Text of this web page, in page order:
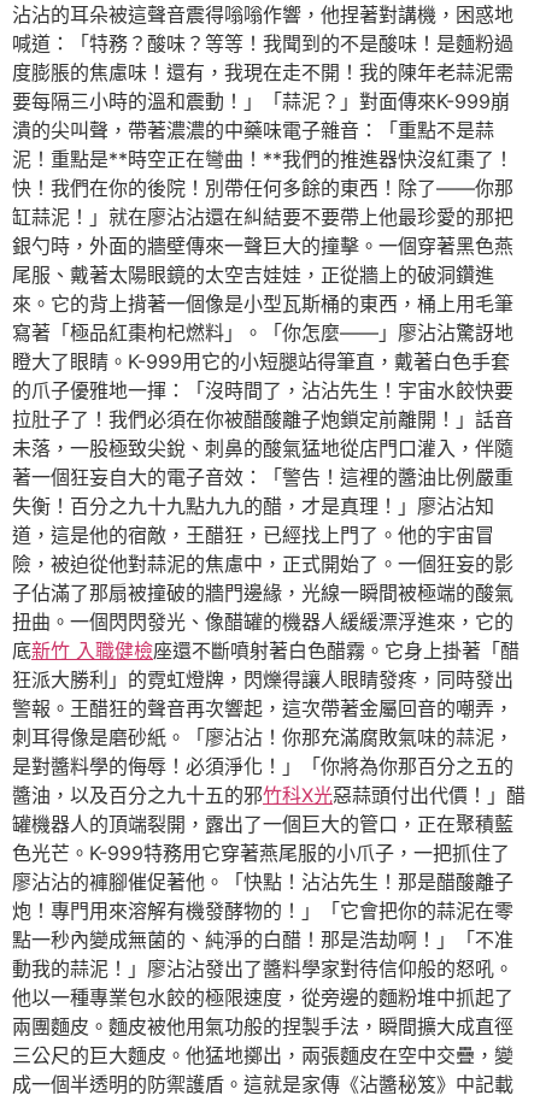
沾沾的耳朵被這聲音震得嗡嗡作響，他捏著對講機，困惑地
喊道：「特務？酸味？等等！我聞到的不是酸味！是麵粉過
度膨脹的焦慮味！還有，我現在走不開！我的陳年老蒜泥需
要每隔三小時的溫和震動！」「蒜泥？」對面傳來K-999崩
潰的尖叫聲，帶著濃濃的中藥味電子雜音：「重點不是蒜
泥！重點是**時空正在彎曲！**我們的推進器快沒紅棗了！
快！我們在你的後院！別帶任何多餘的東西！除了——你那
缸蒜泥！」就在廖沾沾還在糾結要不要帶上他最珍愛的那把
銀勺時，外面的牆壁傳來一聲巨大的撞擊。一個穿著黑色燕
尾服、戴著太陽眼鏡的太空吉娃娃，正從牆上的破洞鑽進
來。它的背上揹著一個像是小型瓦斯桶的東西，桶上用毛筆
寫著「極品紅棗枸杞燃料」。「你怎麼——」廖沾沾驚訝地
瞪大了眼睛。K-999用它的小短腿站得筆直，戴著白色手套
的爪子優雅地一揮：「沒時間了，沾沾先生！宇宙水餃快要
拉肚子了！我們必須在你被醋酸離子炮鎖定前離開！」話音
未落，一股極致尖銳、刺鼻的酸氣猛地從店門口灌入，伴隨
著一個狂妄自大的電子音效：「警告！這裡的醬油比例嚴重
失衡！百分之九十九點九九的醋，才是真理！」廖沾沾知
道，這是他的宿敵，王醋狂，已經找上門了。他的宇宙冒
險，被迫從他對蒜泥的焦慮中，正式開始了。一個狂妄的影
子佔滿了那扇被撞破的牆門邊緣，光線一瞬間被極端的酸氣
扭曲。一個閃閃發光、像醋罐的機器人緩緩漂浮進來，它的
底新竹 入職健檢座還不斷噴射著白色醋霧。它身上掛著「醋
狂派大勝利」的霓虹燈牌，閃爍得讓人眼睛發疼，同時發出
警報。王醋狂的聲音再次響起，這次帶著金屬回音的嘲弄，
刺耳得像是磨砂紙。「廖沾沾！你那充滿腐敗氣味的蒜泥，
是對醬料學的侮辱！必須淨化！」「你將為你那百分之五的
醬油，以及百分之九十五的邪竹科X光惡蒜頭付出代價！」醋
罐機器人的頂端裂開，露出了一個巨大的管口，正在聚積藍
色光芒。K-999特務用它穿著燕尾服的小爪子，一把抓住了
廖沾沾的褲腳催促著他。「快點！沾沾先生！那是醋酸離子
炮！專門用來溶解有機發酵物的！」「它會把你的蒜泥在零
點一秒內變成無菌的、純淨的白醋！那是浩劫啊！」「不准
動我的蒜泥！」廖沾沾發出了醬料學家對待信仰般的怒吼。
他以一種專業包水餃的極限速度，從旁邊的麵粉堆中抓起了
兩團麵皮。麵皮被他用氣功般的捏製手法，瞬間擴大成直徑
三公尺的巨大麵皮。他猛地擲出，兩張麵皮在空中交疊，變
成一個半透明的防禦護盾。這就是家傳《沾醬秘笈》中記載